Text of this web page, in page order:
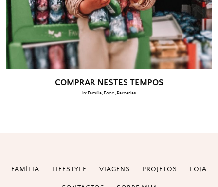
COMPRAR NESTES TEMPOS
in: Família Food Parcerias
FAMÍLIA LIFESTYLE VIAGENS PROJETOS LOJA